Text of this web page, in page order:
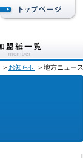
＞ お知らせ ＞地方ニュース